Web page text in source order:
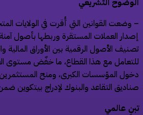
التشريعي
العملات المستقرة وربطها بأصول
الأصول الرقمية بين الأوراق المالية
مع هذا القطاع، ما خفّض مستوى
المؤسسات الكبرى، ومنح المستثمرين
التقاعد والبنوك لإدراج بيتكوين ضمن
عالمي